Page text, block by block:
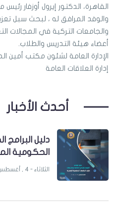
القاهرة، الدكتور إيرول أوزفار
والوفد المرافق له ، لبحث سبل
والجامعات التركية في المجالات
أعضاء هيئة التدريس والطلاب.
الإدارة العامة لشئون مكتب أمين
إدارة العلاقات العامة
أحدث الأخبار
دليل البرامج
الحكومية
الثلاثاء - 4 , أغسطس , 2026